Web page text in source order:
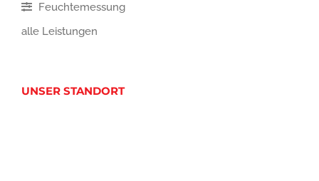
Feuchtemessung
alle Leistungen
UNSER STANDORT